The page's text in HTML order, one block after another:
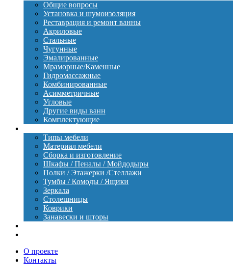
Общие вопросы
Установка и шумоизоляция
Реставрация и ремонт ванны
Акриловые
Стальные
Чугунные
Эмалированные
Мраморные/Каменные
Гидромассажные
Комбинированные
Асимметричные
Угловые
Другие виды ванн
Комплектующие
Типы мебели
Материал мебели
Сборка и изготовление
Шкафы / Пеналы / Мойдодыры
Полки / Этажерки /Стеллажи
Тумбы / Комоды / Ящики
Зеркала
Столешницы
Коврики
Занавески и шторы
О проекте
Контакты